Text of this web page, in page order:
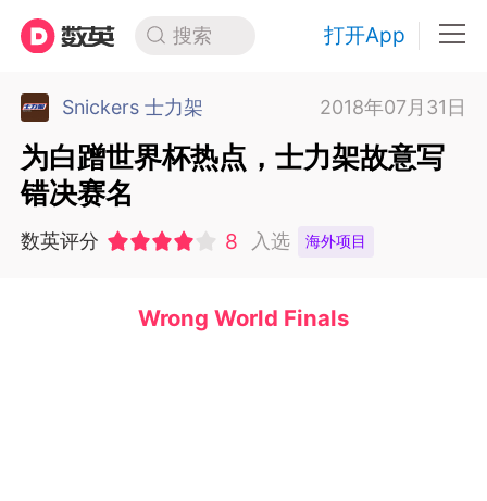
搜索 打开App
Snickers 士力架 2018年07月31日
为白蹭世界杯热点，士力架故意写
错决赛名
数英评分 8 入选 海外项目
Wrong World Finals